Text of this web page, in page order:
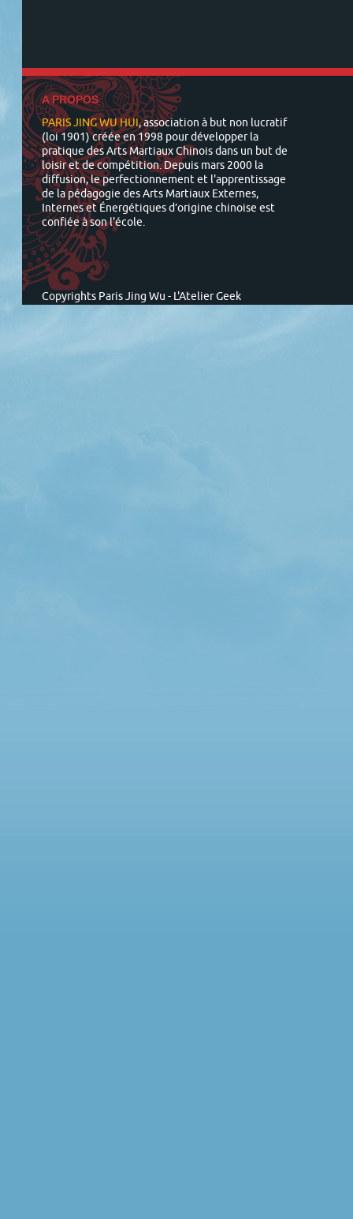
A PROPOS
PARIS JING WU HUI, association à but non lucratif
(loi 1901) créée en 1998 pour développer la
pratique des Arts Martiaux Chinois dans un but de
loisir et de compétition. Depuis mars 2000 la
diffusion, le perfectionnement et l'apprentissage
de la pédagogie des Arts Martiaux Externes,
Internes et Énergétiques d’origine chinoise est
confiée à son l'école.
Copyrights Paris Jing Wu - L'Atelier Geek